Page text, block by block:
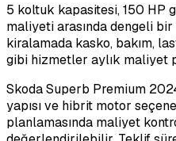
5 koltuk kapasitesi, 150 HP
maliyeti arasında dengeli bir
kiralamada kasko, bakım,
gibi hizmetler aylık maliyet
Skoda Superb Premium
yapısı ve hibrit motor
planlamasında maliyet